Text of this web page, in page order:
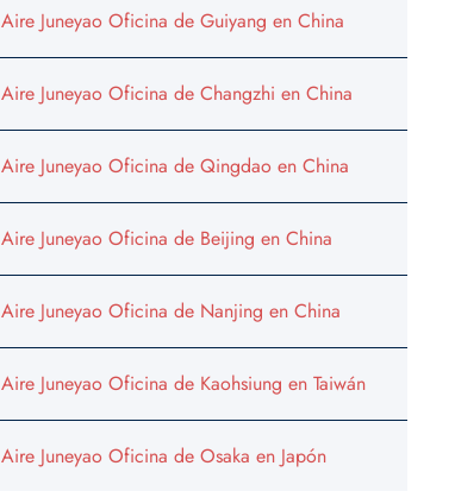
Aire Juneyao Oficina de Guiyang en China
Aire Juneyao Oficina de Changzhi en China
Aire Juneyao Oficina de Qingdao en China
Aire Juneyao Oficina de Beijing en China
Aire Juneyao Oficina de Nanjing en China
Aire Juneyao Oficina de Kaohsiung en Taiwán
Aire Juneyao Oficina de Osaka en Japón